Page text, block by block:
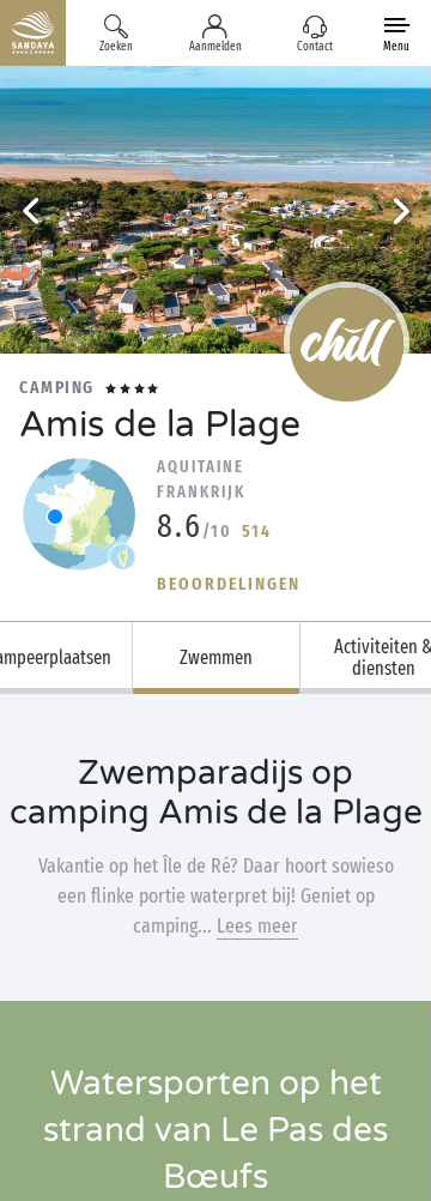
Zoeken Aanmelden Contact Menu
CAMPING
Amis de la Plage
AQUITAINE
FRANKRIJK
8.6 /10 514
BEOORDELINGEN
Zwemmen
Activiteiten &
diensten
Zwemparadijs op
camping Amis de la Plage
Vakantie op het Île de Ré? Daar hoort sowieso
een flinke portie waterpret bij! Geniet op
camping... Lees meer
Watersporten op het
strand van Le Pas des
Bœufs